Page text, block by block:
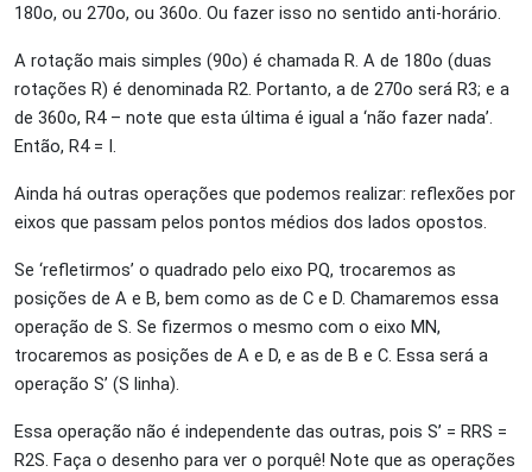
180o, ou 270o, ou 360o. Ou fazer isso no sentido anti-horário.
A rotação mais simples (90o) é chamada R. A de 180o (duas
rotações R) é denominada R2. Portanto, a de 270o será R3; e a
de 360o, R4– note que esta última é igual a ‘não fazer nada’.
Então, R4= I.
Ainda há outras operações que podemos realizar: reflexões por
eixos que passam pelos pontos médios dos lados opostos.
Se ‘refletirmos’ o quadrado pelo eixo PQ, trocaremos as
posições de A e B, bem como as de C e D. Chamaremos essa
operação de S. Se fizermos o mesmo com o eixo MN,
trocaremos as posições de A e D, e as de B e C. Essa será a
operação S’ (S linha).
Essa operação não é independente das outras, pois S’ = RRS =
R2S. Faça o desenho para ver o porquê! Note que as operações